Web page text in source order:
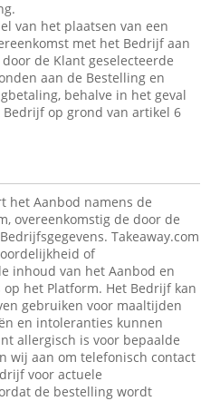
van het plaatsen van een
met het Bedrijf aan
de Klant geselecteerde
aan de Bestelling en
behalve in het geval
op grond van artikel 6
het Aanbod namens de
overeenkomstig de door de
Takeaway.com
of
inhoud van het Aanbod en
het Platform. Het Bedrijf kan
gebruiken voor maaltijden
en intoleranties kunnen
allergisch is voor bepaalde
wij aan om telefonisch contact
voor actuele
de bestelling wordt